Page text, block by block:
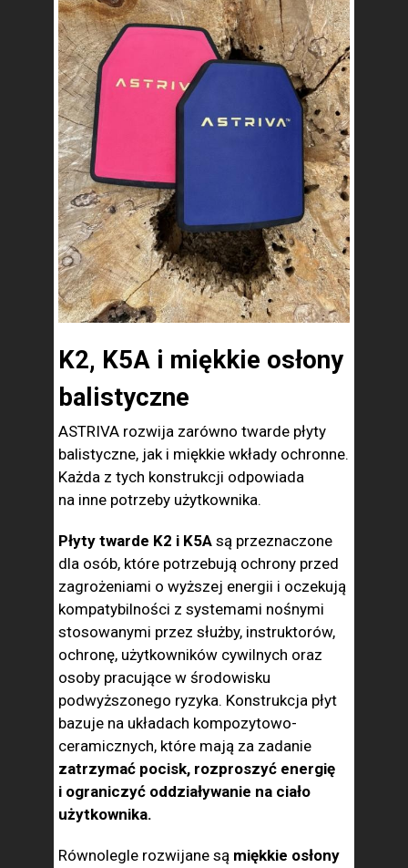
K2, K5A i miękkie osłony
balistyczne
ASTRIVA rozwija zarówno twarde płyty
balistyczne, jak i miękkie wkłady ochronne.
Każda z tych konstrukcji odpowiada
na inne potrzeby użytkownika.
Płyty twarde K2 i K5A są przeznaczone
dla osób, które potrzebują ochrony przed
zagrożeniami o wyższej energii i oczekują
kompatybilności z systemami nośnymi
stosowanymi przez służby, instruktorów,
ochronę, użytkowników cywilnych oraz
osoby pracujące w środowisku
podwyższonego ryzyka. Konstrukcja płyt
bazuje na układach kompozytowo-
ceramicznych, które mają za zadanie
zatrzymać pocisk, rozproszyć energię
i ograniczyć oddziaływanie na ciało
użytkownika.
Równolegle rozwijane są miękkie osłony